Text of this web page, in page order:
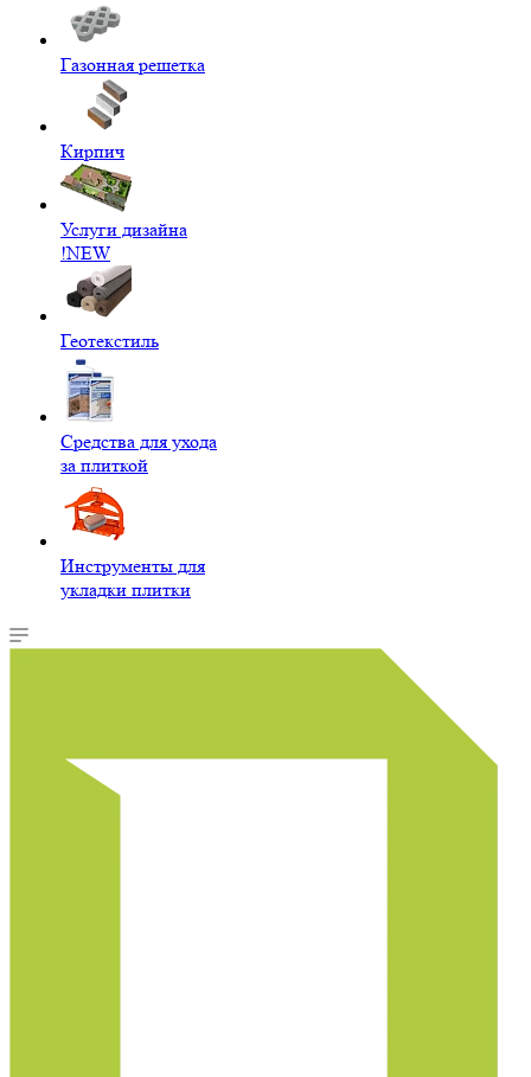
Газонная решетка
Кирпич
Услуги дизайна
!NEW
Геотекстиль
Средства для ухода
за плиткой
Инструменты для
укладки плитки